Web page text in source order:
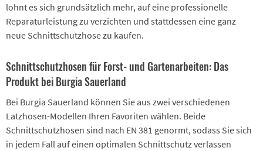
lohnt es sich grundsätzlich mehr, auf eine professionelle
Reparaturleistung zu verzichten und stattdessen eine ganz
neue Schnittschutzhose zu kaufen.
Schnittschutzhosen für Forst- und Gartenarbeiten: Das
Produkt bei Burgia Sauerland
Bei Burgia Sauerland können Sie aus zwei verschiedenen
Latzhosen-Modellen Ihren Favoriten wählen. Beide
Schnittschutzhosen sind nach EN 381 genormt, sodass Sie sich
in jedem Fall auf einen optimalen Schnittschutz verlassen